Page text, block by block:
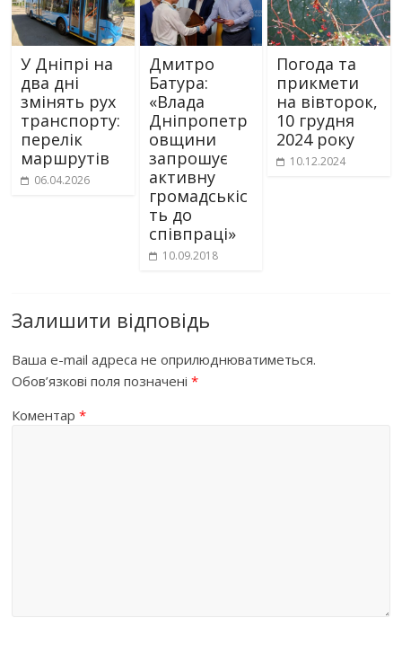
У Дніпрі на
два дні
змінять рух
транспорту:
перелік
маршрутів
06.04.2026
Дмитро
Батура:
«Влада
Дніпропетр
овщини
запрошує
активну
громадськіс
ть до
співпраці»
10.09.2018
Погода та
прикмети
на вівторок,
10 грудня
2024 року
10.12.2024
Залишити відповідь
Ваша e-mail адреса не оприлюднюватиметься.
Обов’язкові поля позначені*
Коментар*